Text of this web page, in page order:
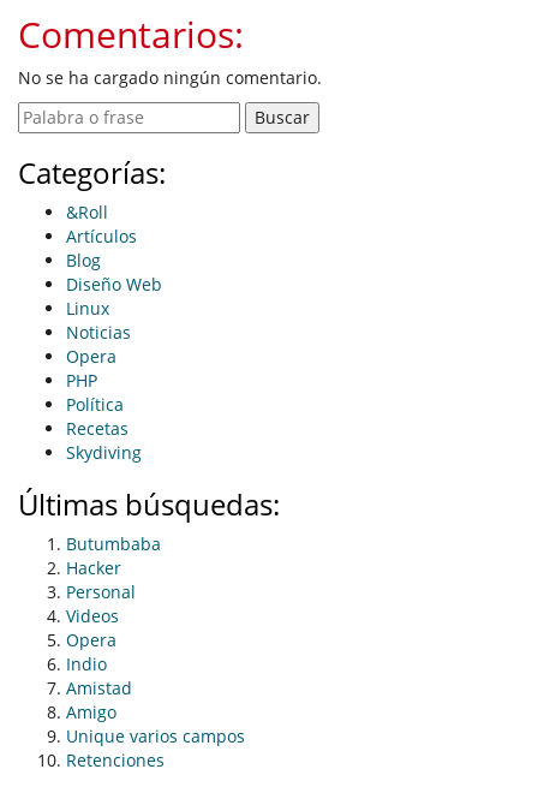
Comentarios:
No se ha cargado ningún comentario.
Categorías:
&Roll
Artículos
Blog
Diseño Web
Linux
Noticias
Opera
PHP
Política
Recetas
Skydiving
Últimas búsquedas:
Butumbaba
Hacker
Personal
Videos
Opera
Indio
Amistad
Amigo
Unique varios campos
Retenciones